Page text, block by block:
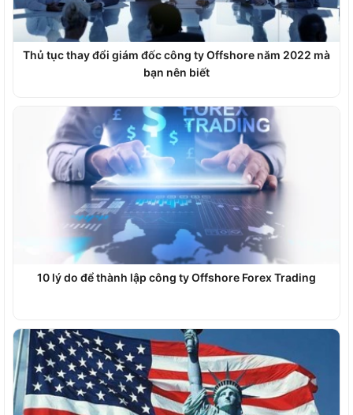
Thủ tục thay đổi giám đốc công ty Offshore năm 2022 mà
bạn nên biết
10 lý do để thành lập công ty Offshore Forex Trading